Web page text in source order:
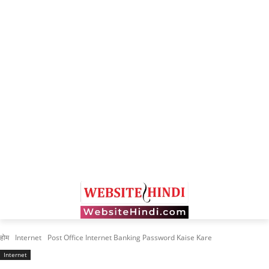
होम Internet Post Office Internet Banking Password Kaise Kare
Internet